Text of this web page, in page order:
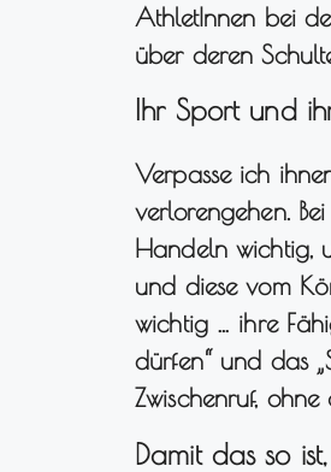
AthletInnen bei
über deren
Ihr Sport und
Verpasse ich
verlorengehen.
Handeln wichtig,
und diese vom
wichtig … ihre
dürfen“ und das
Zwischenruf,
Damit das so